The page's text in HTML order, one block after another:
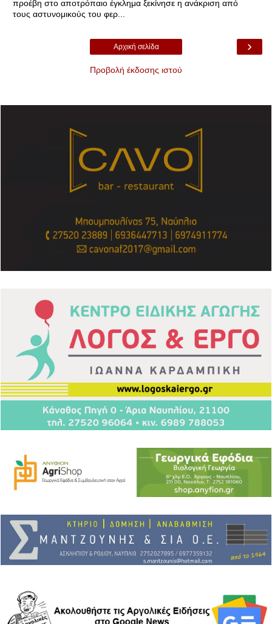
προέβη στο αποτρόπαιο έγκλημα ξεκίνησε η ανάκριση από
τους αστυνομικούς του φερ...
›
Αρχική σελίδα
Προβολή έκδοσης ιστού